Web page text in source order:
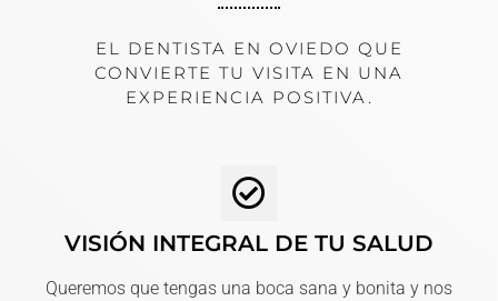
EL DENTISTA EN OVIEDO QUE
CONVIERTE TU VISITA EN UNA
EXPERIENCIA POSITIVA.
VISIÓN INTEGRAL DE TU SALUD
Queremos que tengas una boca sana y bonita y nos